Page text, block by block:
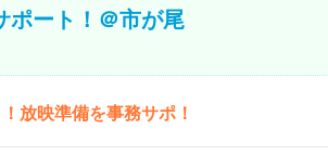
ポート！＠市が尾
放映準備を事務サポ！